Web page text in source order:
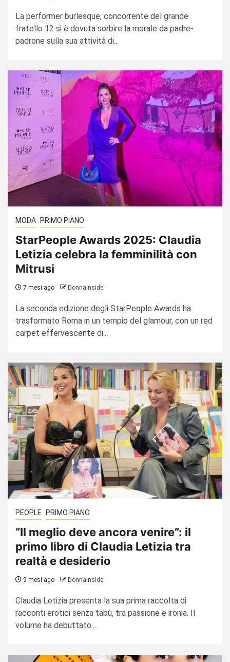
La performer burlesque, concorrente del grande
fratello 12 si è dovuta sorbire la morale da padre-
padrone sulla sua attività di...
MODA PRIMO PIANO
StarPeople Awards 2025: Claudia
Letizia celebra la femminilità con
Mitrusi
7 mesi ago Donnainside
La seconda edizione degli StarPeople Awards ha
trasformato Roma in un tempio del glamour, con un red
carpet effervescente di...
PEOPLE PRIMO PIANO
“Il meglio deve ancora venire”: il
primo libro di Claudia Letizia tra
realtà e desiderio
9 mesi ago Donnainside
Claudia Letizia presenta la sua prima raccolta di
racconti erotici senza tabù, tra passione e ironia. Il
volume ha debuttato...